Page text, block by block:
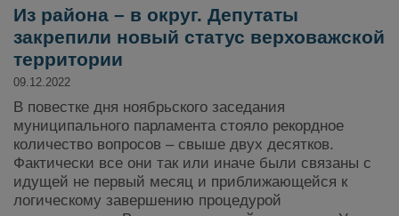
Из района – в округ. Депутаты
закрепили новый статус верховажской
территории
09.12.2022
В повестке дня ноябрьского заседания
муниципального парламента стояло рекордное
количество вопросов – свыше двух десятков.
Фактически все они так или иначе были связаны с
идущей не первый месяц и приближающейся к
логическому завершению процедурой